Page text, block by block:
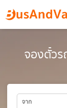
จองตั๋วร
จาก